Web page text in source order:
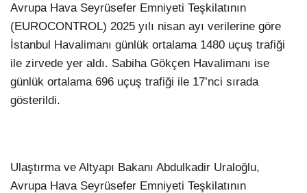
Avrupa Hava Seyrüsefer Emniyeti Teşkilatının
(EUROCONTROL) 2025 yılı nisan ayı verilerine göre
İstanbul Havalimanı günlük ortalama 1480 uçuş trafiği
ile zirvede yer aldı. Sabiha Gökçen Havalimanı ise
günlük ortalama 696 uçuş trafiği ile 17’nci sırada
gösterildi.
Ulaştırma ve Altyapı Bakanı Abdulkadir Uraloğlu,
Avrupa Hava Seyrüsefer Emniyeti Teşkilatının